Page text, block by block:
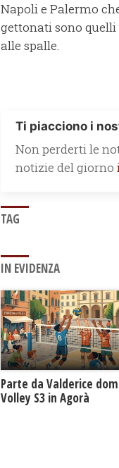
Napoli e Palermo
gettonati sono
alle spalle.
Ti piacciono i
Non perderti le
notizie del giorno
TAG
IN EVIDENZA
Parte da Valderice
Volley S3 in Agorà